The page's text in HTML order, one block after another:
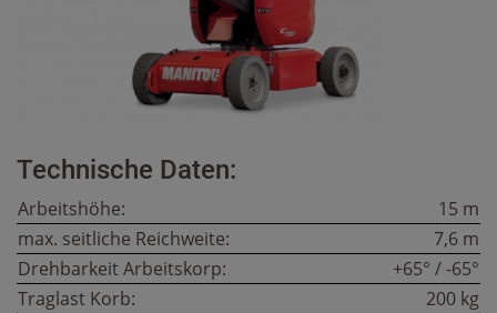
Technische Daten:
Arbeitshöhe:
15 m
max. seitliche Reichweite:
7,6 m
Drehbarkeit Arbeitskorp:
+65° / -65°
Traglast Korb:
200 kg